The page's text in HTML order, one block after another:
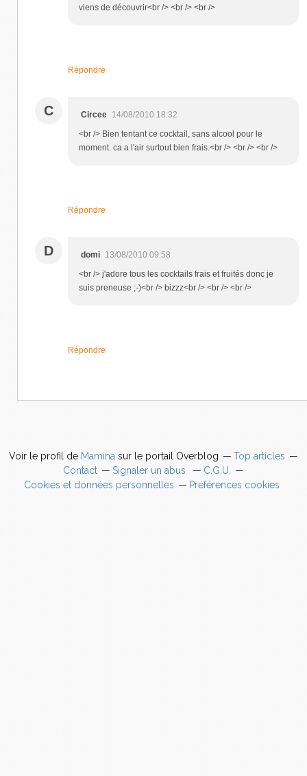
viens de découvrir<br /> <br /> <br />
Répondre
C Circee 14/08/2010 18:32
<br /> Bien tentant ce cocktail, sans alcool pour le
moment. ca a l'air surtout bien frais.<br /> <br /> <br />
Répondre
D domi 13/08/2010 09:58
<br /> j'adore tous les cocktails frais et fruités donc je
suis preneuse ;-)<br /> bizzz<br /> <br /> <br />
Répondre
Voir le profil de Mamina sur le portail Overblog
Top articles
Contact
Signaler un abus
C.G.U.
Cookies et données personnelles
Préférences cookies